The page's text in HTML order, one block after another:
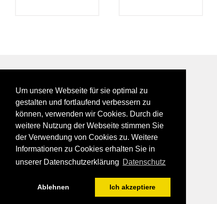
Um unsere Webseite für sie optimal zu
gestalten und fortlaufend verbessern zu
können, verwenden wir Cookies. Durch die
weitere Nutzung der Webseite stimmen Sie
der Verwendung von Cookies zu. Weitere
Informationen zu Cookies erhalten Sie in
unserer Datenschutzerklärung Datenschutz
Ablehnen Ich akzeptiere
BEI GALFES - hier wird man getroffen
impressum
datenschutz
disclaimer